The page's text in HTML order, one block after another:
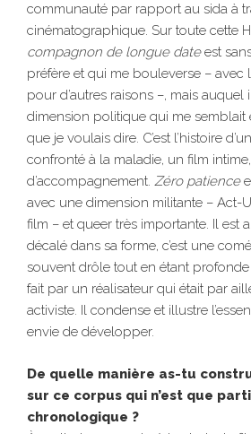
communauté par rapport au sida à
cinématographique. Sur toute cette
compagnon de longue dateest
préfère et qui me bouleverse – avec
pour d’autres raisons –, mais
dimension politique qui me semblait
que je voulais dire. C’est l’histoire
confronté à la maladie, un film
d’accompagnement. Zéro patience
avec une dimension militante – Act-
film – et queer très importante. Il est
décalé dans sa forme, c’est une
souvent drôle tout en étant
fait par un réalisateur qui était par
activiste. Il condense et illustre
envie de développer.
De quelle manière as-tu
sur ce corpus qui n’est que
chronologique ?